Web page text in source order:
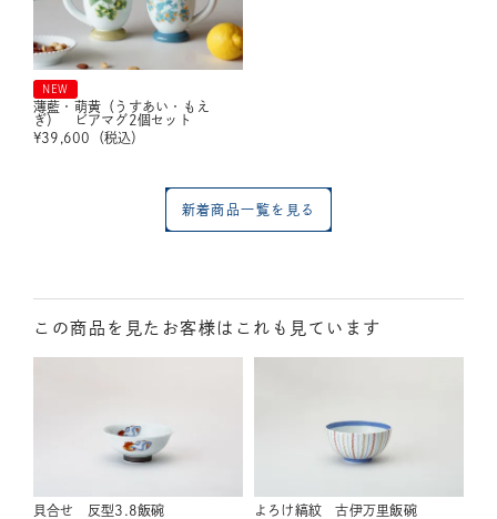
NEW
薄藍・萌黄（うすあい・もえ
ぎ） ビアマグ2個セット
¥39,600 （税込）
新着商品一覧を見る
この商品を見たお客様はこれも見ています
貝合せ 反型3.8飯碗
よろけ縞紋 古伊万里飯碗